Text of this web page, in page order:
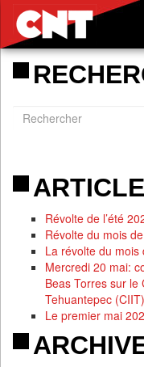
Révolte de l’été
Révolte du mois
La révolte du mois
Mercredi 20 mai:
Beas Torres sur le
Tehuantepec (CIIT)
Le premier mai